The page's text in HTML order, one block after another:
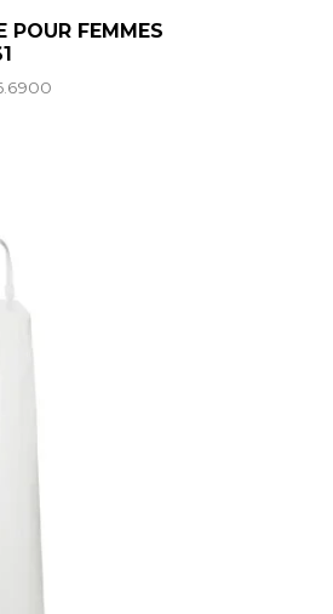
être choisies sur la page du
POUR FEMMES